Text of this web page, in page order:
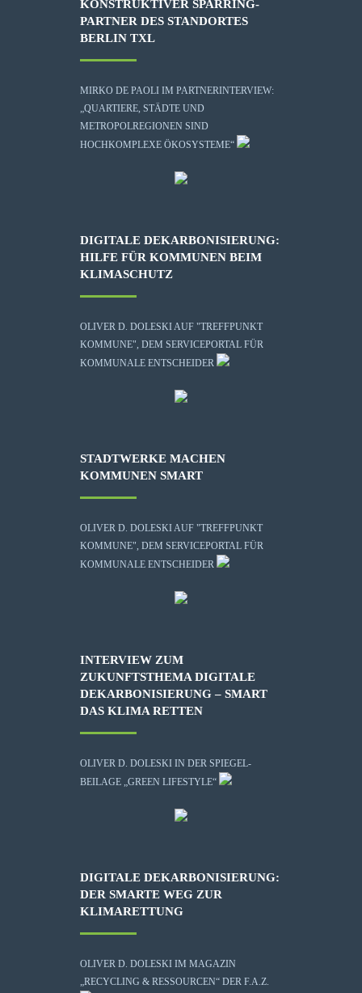
KONSTRUKTIVER SPARRING-
PARTNER DES STANDORTES
BERLIN TXL
MIRKO DE PAOLI IM PARTNERINTERVIEW:
„QUARTIERE, STÄDTE UND
METROPOLREGIONEN SIND
HOCHKOMPLEXE ÖKOSYSTEME“
DIGITALE DEKARBONISIERUNG:
HILFE FÜR KOMMUNEN BEIM
KLIMASCHUTZ
OLIVER D. DOLESKI AUF "TREFFPUNKT
KOMMUNE", DEM SERVICEPORTAL FÜR
KOMMUNALE ENTSCHEIDER
STADTWERKE MACHEN
KOMMUNEN SMART
OLIVER D. DOLESKI AUF "TREFFPUNKT
KOMMUNE", DEM SERVICEPORTAL FÜR
KOMMUNALE ENTSCHEIDER
INTERVIEW ZUM
ZUKUNFTSTHEMA DIGITALE
DEKARBONISIERUNG – SMART
DAS KLIMA RETTEN
OLIVER D. DOLESKI IN DER SPIEGEL-
BEILAGE „GREEN LIFESTYLE“
DIGITALE DEKARBONISIERUNG:
DER SMARTE WEG ZUR
KLIMARETTUNG
OLIVER D. DOLESKI IM MAGAZIN
„RECYCLING & RESSOURCEN“ DER F.A.Z.